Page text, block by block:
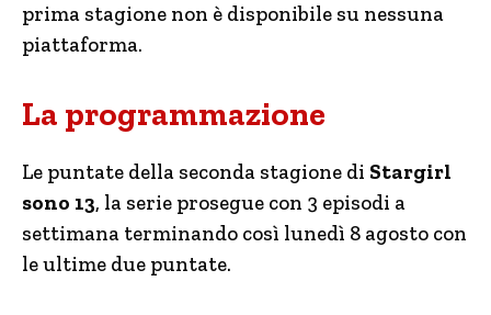
prima stagione non è disponibile su nessuna
piattaforma.
La programmazione
Le puntate della seconda stagione di Stargirl
sono 13, la serie prosegue con 3 episodi a
settimana terminando così lunedì 8 agosto con
le ultime due puntate.